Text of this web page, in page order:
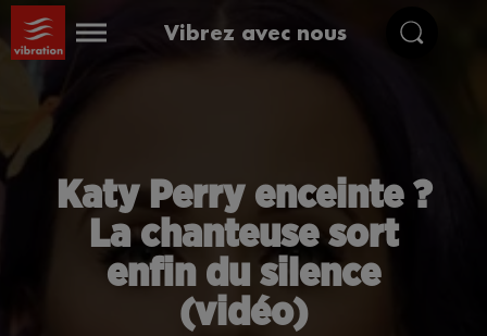
Vibrez avec nous
Katy Perry enceinte ?
La chanteuse sort
enfin du silence
(vidéo)